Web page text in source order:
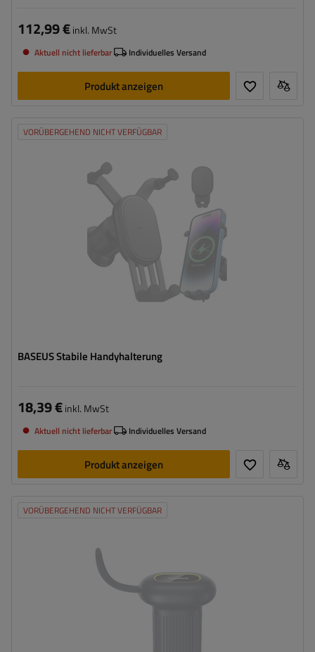
112,99 €inkl. MwSt
Aktuell nicht lieferbar Individuelles Versand
Produkt anzeigen
VORÜBERGEHEND NICHT VERFÜGBAR
BASEUS Stabile Handyhalterung
18,39 €inkl. MwSt
Aktuell nicht lieferbar Individuelles Versand
Produkt anzeigen
VORÜBERGEHEND NICHT VERFÜGBAR